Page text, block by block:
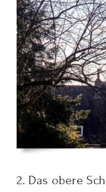
2. Das obere